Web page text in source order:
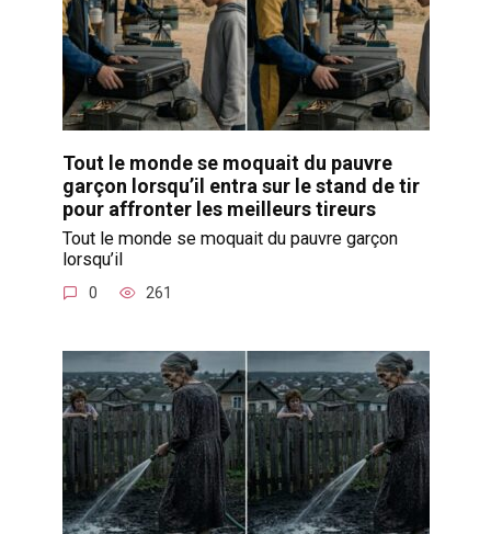
Tout le monde se moquait du pauvre
garçon lorsqu’il entra sur le stand de tir
pour affronter les meilleurs tireurs
Tout le monde se moquait du pauvre garçon
lorsqu’il
0 261